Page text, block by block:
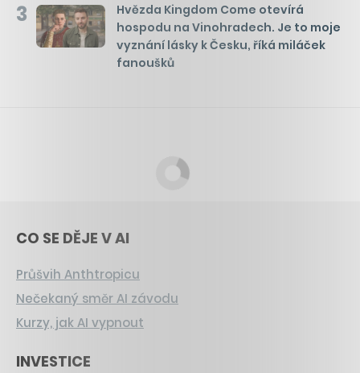
3
Hvězda Kingdom Come otevírá
hospodu na Vinohradech. Je to moje
vyznání lásky k Česku, říká miláček
fanoušků
CO SE DĚJE V AI
Průšvih Anthtropicu
Nečekaný směr AI závodu
Kurzy, jak AI vypnout
INVESTICE